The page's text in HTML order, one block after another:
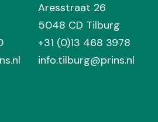
Aresstraat 26
5048 CD Tilburg
+31 (0)13 468 3978
info.tilburg@prins.nl